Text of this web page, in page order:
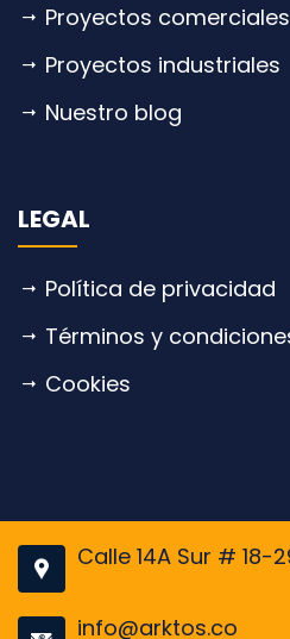
Proyectos comerciales
Proyectos industriales
Nuestro blog
LEGAL
Política de privacidad
Términos y
Cookies
Calle 14A Sur #
info@arktos.co